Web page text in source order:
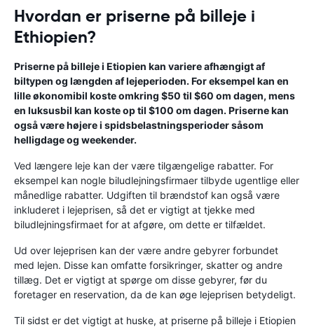
Hvordan er priserne på billeje i
Ethiopien?
Priserne på billeje i Etiopien kan variere afhængigt af
biltypen og længden af ​​lejeperioden. For eksempel kan en
lille økonomibil koste omkring $50 til $60 om dagen, mens
en luksusbil kan koste op til $100 om dagen. Priserne kan
også være højere i spidsbelastningsperioder såsom
helligdage og weekender.
Ved længere leje kan der være tilgængelige rabatter. For
eksempel kan nogle biludlejningsfirmaer tilbyde ugentlige eller
månedlige rabatter. Udgiften til brændstof kan også være
inkluderet i lejeprisen, så det er vigtigt at tjekke med
biludlejningsfirmaet for at afgøre, om dette er tilfældet.
Ud over lejeprisen kan der være andre gebyrer forbundet
med lejen. Disse kan omfatte forsikringer, skatter og andre
tillæg. Det er vigtigt at spørge om disse gebyrer, før du
foretager en reservation, da de kan øge lejeprisen betydeligt.
Til sidst er det vigtigt at huske, at priserne på billeje i Etiopien